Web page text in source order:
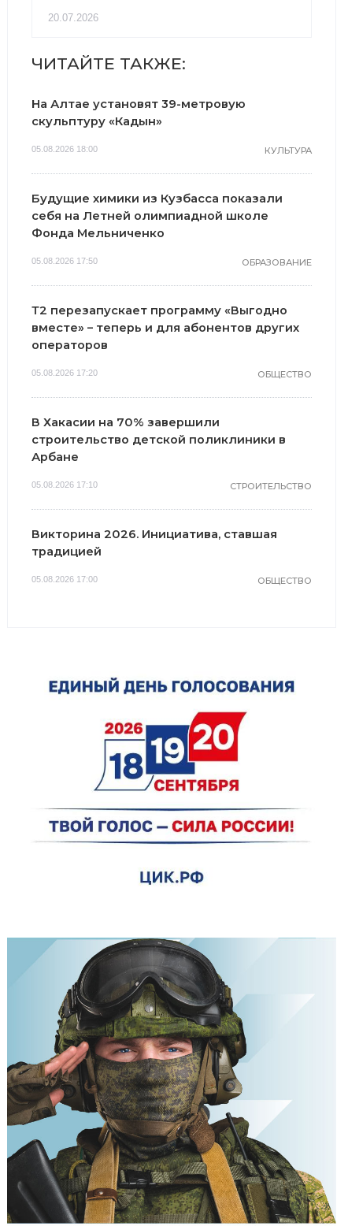
20.07.2026
ЧИТАЙТЕ ТАКЖЕ:
На Алтае установят 39-метровую
скульптуру «Кадын»
05.08.2026 18:00 КУЛЬТУРА
Будущие химики из Кузбасса показали
себя на Летней олимпиадной школе
Фонда Мельниченко
05.08.2026 17:50 ОБРАЗОВАНИЕ
Т2 перезапускает программу «Выгодно
вместе» – теперь и для абонентов других
операторов
05.08.2026 17:20 ОБЩЕСТВО
В Хакасии на 70% завершили
строительство детской поликлиники в
Арбане
05.08.2026 17:10 СТРОИТЕЛЬСТВО
Викторина 2026. Инициатива, ставшая
традицией
05.08.2026 17:00 ОБЩЕСТВО